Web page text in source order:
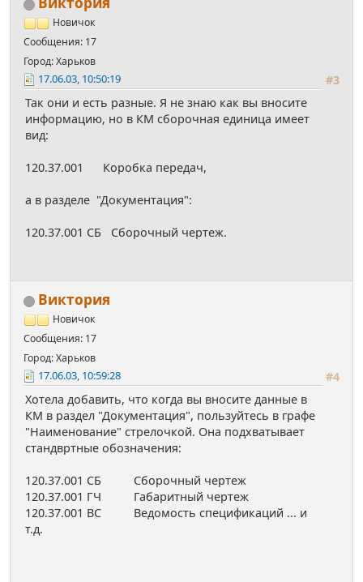
Новичок
Сообщения: 17
Город: Харьков
#3
17.06.03, 10:50:19
Так они и есть разные. Я не знаю как вы вносите
информацию, но в КМ сборочная единица имеет
вид:
120.37.001 Коробка передач,
а в разделе "Документация":
120.37.001 СБ Сборочный чертеж.
Виктория
Новичок
Сообщения: 17
Город: Харьков
#4
17.06.03, 10:59:28
Хотела добавить, что когда вы вносите данные в
КМ в раздел "Документация", пользуйтесь в графе
"Наименование" стрелочкой. Она подхватывает
стандвртные обозначения:
120.37.001 СБ Сборочный чертеж
120.37.001 ГЧ Габаритный чертеж
120.37.001 ВС Ведомость спецификаций ... и
т.д.